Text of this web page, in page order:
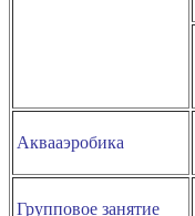
Аквааэробика
Групповое занятие